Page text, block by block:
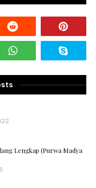
Lengkap (Purwa Madya